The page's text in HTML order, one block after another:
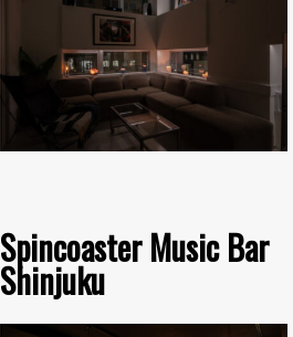
Spincoaster Music Bar
Shinjuku